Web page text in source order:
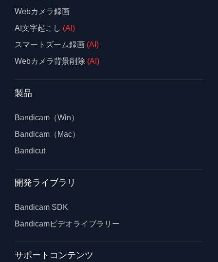
Webカメラ録画
AI文字起こし (AI)
スマートズーム録画 (AI)
Webカメラ背景削除 (AI)
製品
Bandicam（Win）
Bandicam（Mac）
Bandicut
開発ライブラリ
Bandicam SDK
Bandicamビデオライブラリー
サポートコンテンツ